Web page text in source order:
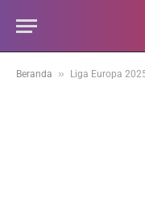
Beranda » Liga Europa